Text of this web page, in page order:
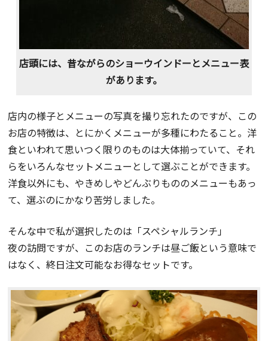
店頭には、昔ながらのショーウインドーとメニュー表
があります。
店内の様子とメニューの写真を撮り忘れたのですが、この
お店の特徴は、とにかくメニューが多種にわたること。洋
食といわれて思いつく限りのものは大体揃っていて、それ
らをいろんなセットメニューとして選ぶことができます。
洋食以外にも、やきめしやどんぶりもののメニューもあっ
て、選ぶのにかなり苦労しました。
そんな中で私が選択したのは「スペシャルランチ」
夜の訪問ですが、このお店のランチは昼ご飯という意味で
はなく、終日注文可能なお得なセットです。